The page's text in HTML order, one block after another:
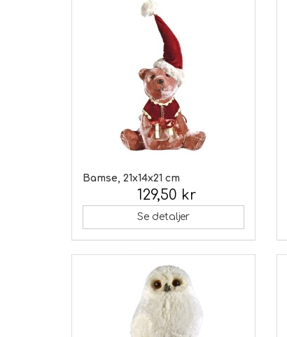
Bamse, 21x14x21 cm
129,50 kr
Se detaljer